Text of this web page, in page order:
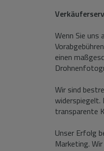
Wenn Sie uns
einen
Wir sind
widerspiegelt.
transparente
Unser Erfolg
Marketing.